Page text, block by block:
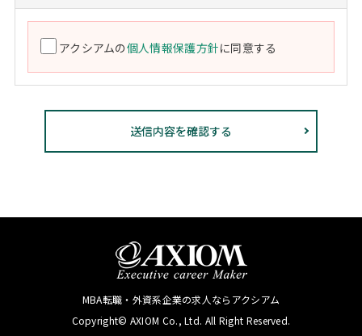
アクシアムの個人情報保護方針に同意する
MBA転職・外資系企業の求人ならアクシアム
Copyright© AXIOM Co., Ltd. All Right Reserved.